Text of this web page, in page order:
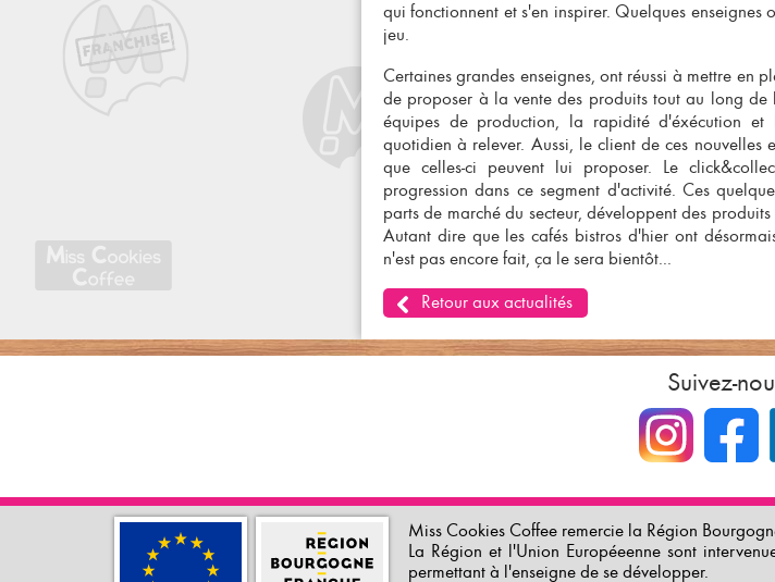
qui fonctionnent et s'en inspirer. Quelques enseignes
jeu.
Certainesgrandes enseignes, ont réussi à mettre en
de proposer à la vente des produits tout au long de
équipes de production, la rapidité d'éxécution
quotidien à relever. Aussi, le client de ces nouvelles
que celles-ci peuvent lui proposer. Le
progression dans ce segment d'activité. Ces
parts de marché du secteur, développent des
Autant dire que lescafés bistros d'hieront
n'est pas encore fait, ça le sera bientôt...
Retour aux actualités
Suivez-
Miss Cookies Coffee remercie la Région
La Région et l'Union Européeenne sont
permettant à l'enseigne de se développer.